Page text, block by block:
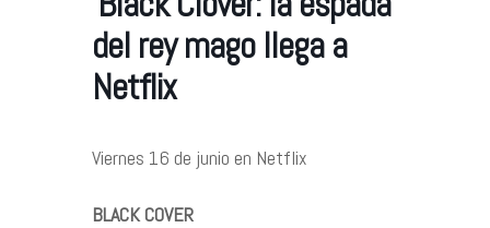
del rey mago llega a
Netflix
Viernes 16 de junio en Netflix
BLACK COVER